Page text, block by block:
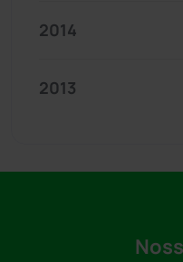
2014
2013